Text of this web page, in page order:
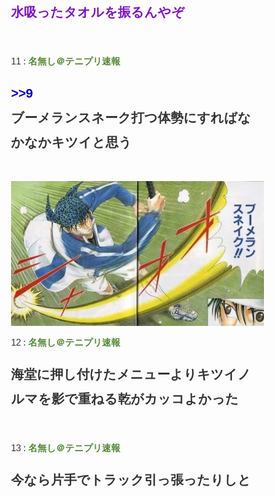
水吸ったタオルを振るんやぞ
11 : 名無し＠テニプリ速報
>>9
ブーメランスネーク打つ体勢にすればな
かなかキツイと思う
12 : 名無し＠テニプリ速報
海堂に押し付けたメニューよりキツイノ
ルマを影で重ねる乾がカッコよかった
13 : 名無し＠テニプリ速報
今なら片手でトラック引っ張ったりしと